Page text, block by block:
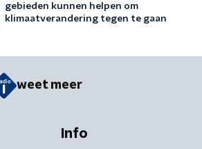
gebieden kunnen helpen om
klimaatverandering tegen te gaan
weet meer
Info